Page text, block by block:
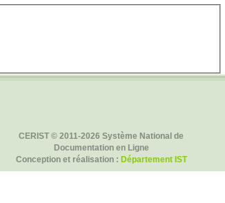
CERIST © 2011-2026 Système National de
Documentation en Ligne
Conception et réalisation : Département IST